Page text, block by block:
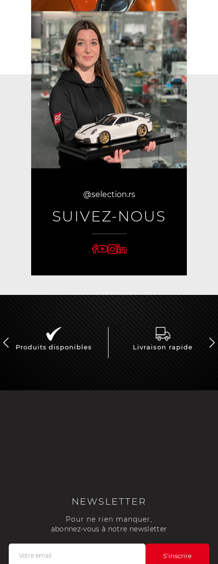
@selection.rs
SUIVEZ-NOUS
Produits disponibles Livraison rapide
NEWSLETTER
Pour ne rien manquer,
abonnez-vous à notre newsletter